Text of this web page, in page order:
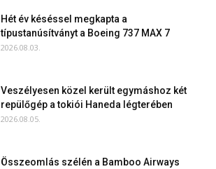
Hét év késéssel megkapta a
típustanúsítványt a Boeing 737 MAX 7
2026.08.03.
Veszélyesen közel került egymáshoz két
repülőgép a tokiói Haneda légterében
2026.08.05.
Összeomlás szélén a Bamboo Airways